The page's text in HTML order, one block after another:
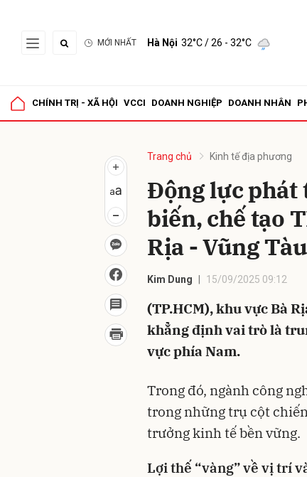
MỚI NHẤT Hà Nội 32°C/ 26 - 32°C
CHÍNH TRỊ - XÃ HỘI VCCI DOANH NGHIỆP DOANH NHÂN
Trang chủ Kinh tế địa phương
Động lực phát
biến, chế tạo
Rịa - Vũng Tàu
Kim Dung 15/09/2025 09:12
(TP.HCM), khu vực Bà
khẳng định vai trò là
vực phía Nam.
Trong đó, ngành công
trong những trụ cột
trưởng kinh tế bền vững.
Lợi thế “vàng” về vị trí